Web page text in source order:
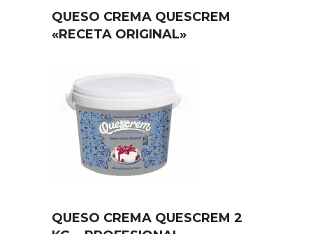
QUESO CREMA QUESCREM
«RECETA ORIGINAL»
QUESO CREMA QUESCREM 2